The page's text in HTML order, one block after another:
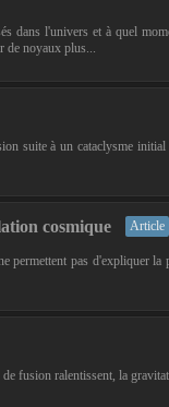
dans l'univers et à quel
de noyaux plus...
suite à un cataclysme
cosmique Article
permettent pas d'expliquer
fusion ralentissent, la